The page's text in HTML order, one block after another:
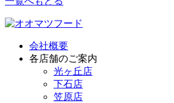
会社概要
各店舗のご案内
光ヶ丘店
下石店
笠原店